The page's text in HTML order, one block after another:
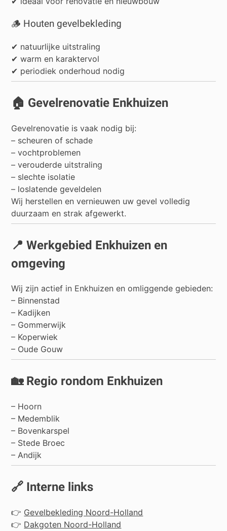
🪵 Houten gevelbekleding
✔ natuurlijke uitstraling
✔ warm en karaktervol
✔ periodiek onderhoud nodig
🏠 Gevelrenovatie Enkhuizen
Gevelrenovatie is vaak nodig bij:
– scheuren of schade
– vochtproblemen
– verouderde uitstraling
– slechte isolatie
– loslatende geveldelen
Wij herstellen en vernieuwen uw gevel volledig
duurzaam en strak afgewerkt.
📍 Werkgebied Enkhuizen en
omgeving
Wij zijn actief in Enkhuizen en omliggende gebieden:
– Binnenstad
– Kadijken
– Gommerwijk
– Koperwiek
– Oude Gouw
🏡 Regio rondom Enkhuizen
– Hoorn
– Medemblik
– Bovenkarspel
– Stede Broec
–Andijk
🔗 Interne links
👉 Gevelbekleding Noord-Holland
👉 Dakgoten Noord-Holland